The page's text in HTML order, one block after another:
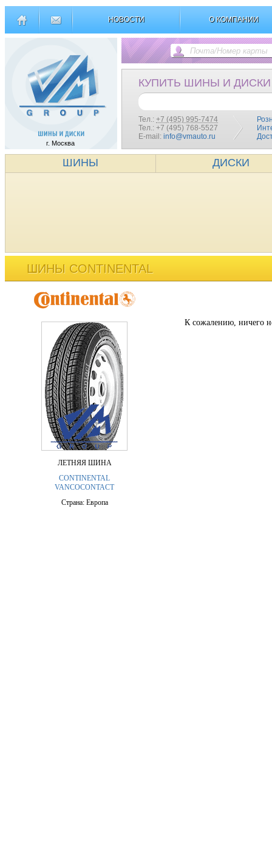
НОВОСТИ О КОМПАНИИ
г. Москва
КУПИТЬ ШИНЫ И ДИСКИ
Тел.: +7 (495) 995-7474
Тел.: +7 (495) 768-5527
E-mail: info@vmauto.ru
ШИНЫ ДИСКИ
ШИНЫ CONTINENTAL
ЛЕТНЯЯ ШИНА
CONTINENTAL
VANCOCONTACT
Страна: Европа
К сожалению, ничего